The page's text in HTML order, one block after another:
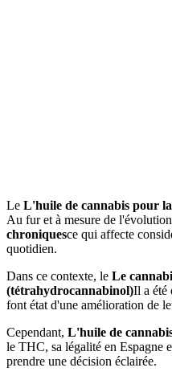
Le L'huile de cannabis pour
Au fur et à mesure de
chroniquesce qui affecte
quotidien.
Dans ce contexte, le Le
(tétrahydrocannabinol)Il a été
font état d'une amélioration de
Cependant, L'huile de
le THC, sa légalité en Espagne
prendre une décision éclairée.